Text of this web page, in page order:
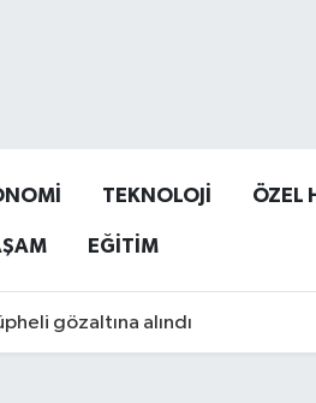
TEKNOLOJİ ÖZEL
EĞİTİM
gözaltına alındı